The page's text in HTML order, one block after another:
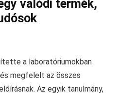
valódi termék,
a laboratóriumokban
megfelelt az összes
Az egyik tanulmány,